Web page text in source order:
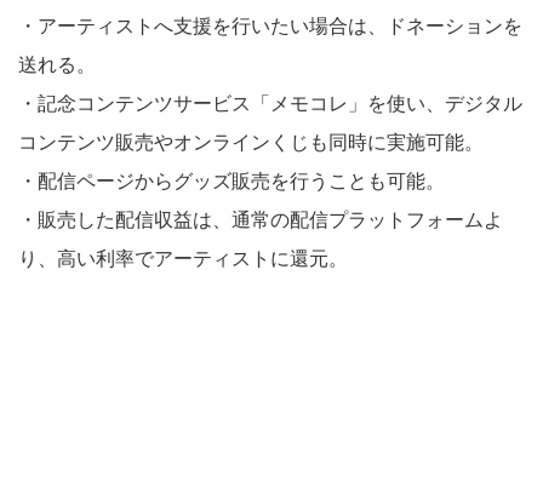
・アーティストへ支援を行いたい場合は、ドネーションを
送れる。
・記念コンテンツサービス「メモコレ」を使い、デジタル
コンテンツ販売やオンラインくじも同時に実施可能。
・配信ページからグッズ販売を行うことも可能。
・販売した配信収益は、通常の配信プラットフォームよ
り、高い利率でアーティストに還元。